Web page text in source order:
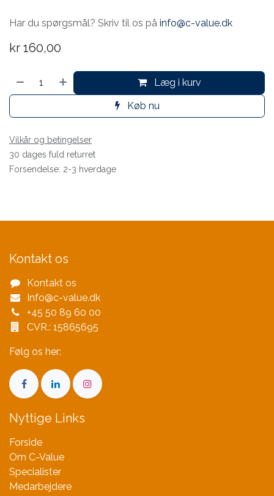
Har du spørgsmål? Skriv til os på info@c-value.dk
kr 160,00
Læg i kurv
Køb nu
Vilkår og betingelser
30 dages fuld returret
Forsendelse: 2-3 hverdage
Kontakt os
Kontakt os
Info@c-value.dk
+45 50 89 60 00
CVR.: 15865695
Følg os her:
Nyttige Links
Forside
Om C-Value
Specialister
Medarbejdere